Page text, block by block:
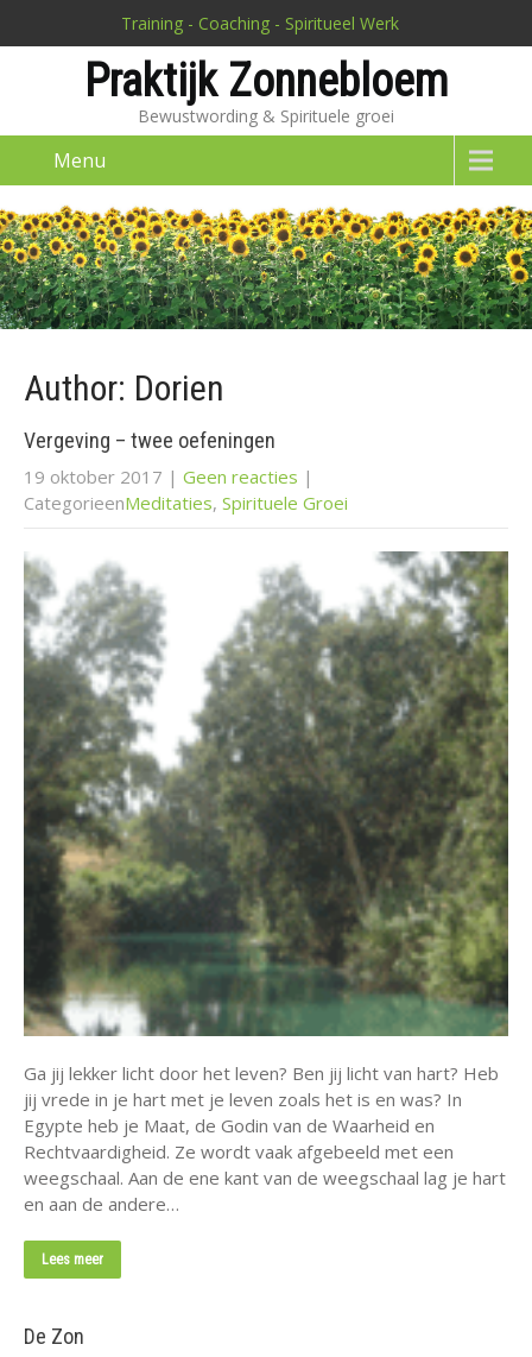
Training - Coaching - Spiritueel Werk
Praktijk Zonnebloem
Bewustwording & Spirituele groei
Menu
Author: Dorien
Vergeving – twee oefeningen
19 oktober 2017 | Geen reacties |
CategorieenMeditaties, Spirituele Groei
Ga jij lekker licht door het leven? Ben jij licht van hart? Heb
jij vrede in je hart met je leven zoals het is en was? In
Egypte heb je Maat, de Godin van de Waarheid en
Rechtvaardigheid. Ze wordt vaak afgebeeld met een
weegschaal. Aan de ene kant van de weegschaal lag je hart
en aan de andere…
Lees meer
De Zon